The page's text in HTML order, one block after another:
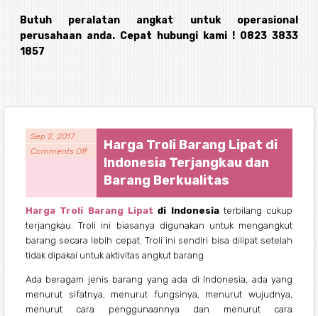
Butuh peralatan angkat untuk operasional
perusahaan anda. Cepat hubungi kami ! 0823 3833
1857
Sep 2, 2017
Comments Off
Harga Troli Barang Lipat di
Indonesia Terjangkau dan
Barang Berkualitas
Harga Troli Barang Lipatdi Indonesiaterbilang cukup
terjangkau. Troli ini biasanya digunakan untuk mengangkut
barang secara lebih cepat. Troli ini sendiri bisa dilipat setelah
tidak dipakai untuk aktivitas angkut barang.
Ada beragam jenis barang yang ada di Indonesia, ada yang
menurut sifatnya, menurut fungsinya, menurut wujudnya,
menurut cara penggunaannya dan menurut cara